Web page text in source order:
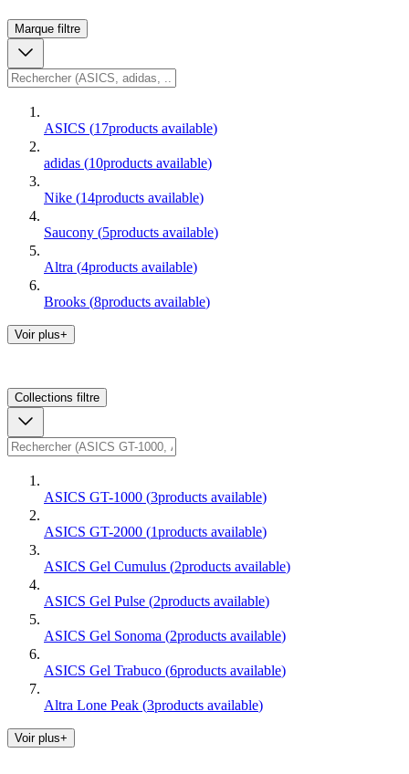
Marque filtre
ASICS (17products available)
adidas (10products available)
Nike (14products available)
Saucony (5products available)
Altra (4products available)
Brooks (8products available)
Voir plus+
Collections filtre
ASICS GT-1000 (3products available)
ASICS GT-2000 (1products available)
ASICS Gel Cumulus (2products available)
ASICS Gel Pulse (2products available)
ASICS Gel Sonoma (2products available)
ASICS Gel Trabuco (6products available)
Altra Lone Peak (3products available)
Voir plus+